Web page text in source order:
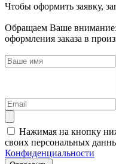
Чтобы оформить заявку,
Обращаем Ваше
оформления заказа в
Нажимая на кнопку
своих персональных
Конфиденциальности